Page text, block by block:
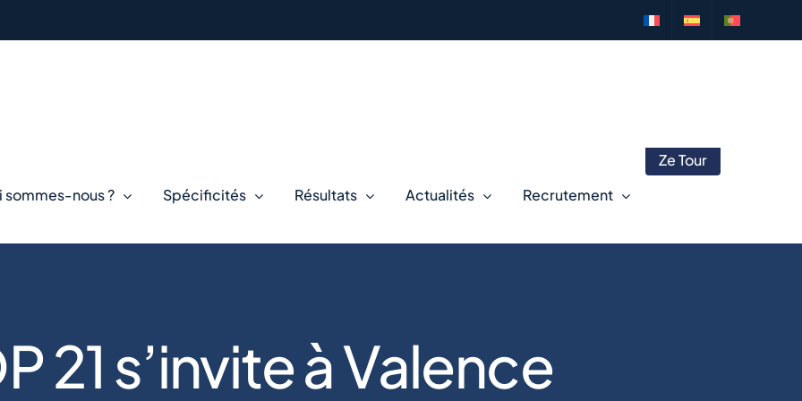
sommes-nous ? Spécificités Résultats Actualités Recrutement
Ze Tour
21 s’invite à Valence